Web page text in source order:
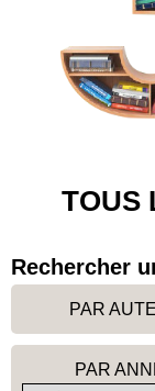
TOUS
Rechercher
PAR
PAR